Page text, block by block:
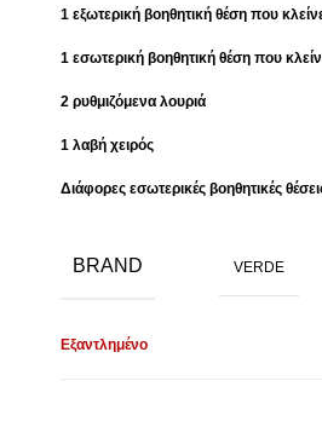
1 εξωτερική βοηθητική θέση που
1 εσωτερική βοηθητική θέση που
2 ρυθμιζόμενα λουριά
1 λαβή χειρός
Διάφορες εσωτερικές βοηθητικές
BRAND VERDE
Εξαντλημένο